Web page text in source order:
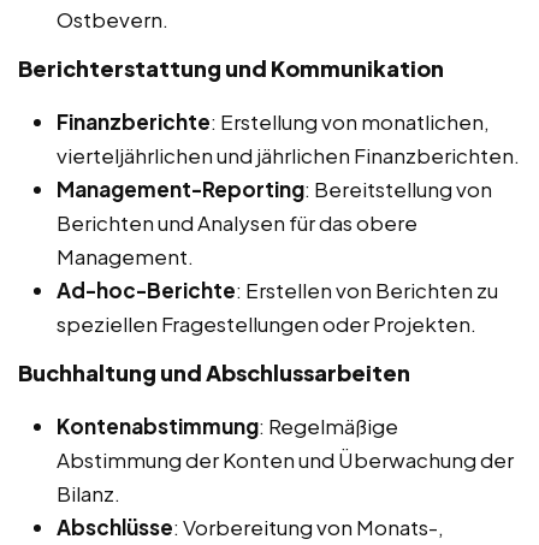
Ostbevern.
Berichterstattung und Kommunikation
Finanzberichte: Erstellung von monatlichen,
vierteljährlichen und jährlichen Finanzberichten.
Management-Reporting: Bereitstellung von
Berichten und Analysen für das obere
Management.
Ad-hoc-Berichte: Erstellen von Berichten zu
speziellen Fragestellungen oder Projekten.
Buchhaltung und Abschlussarbeiten
Kontenabstimmung: Regelmäßige
Abstimmung der Konten und Überwachung der
Bilanz.
Abschlüsse: Vorbereitung von Monats-,